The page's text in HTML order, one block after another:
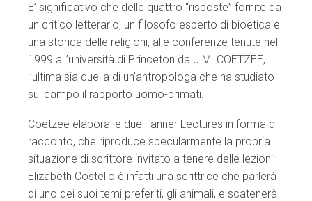
E’ significativo che delle quattro “risposte” fornite da
un critico letterario, un filosofo esperto di bioetica e
una storica delle religioni, alle conferenze tenute nel
1999 all’università di Princeton da J.M. COETZEE,
l’ultima sia quella di un’antropologa che ha studiato
sul campo il rapporto uomo-primati.
Coetzee elabora le due Tanner Lectures in forma di
racconto, che riproduce specularmente la propria
situazione di scrittore invitato a tenere delle lezioni:
Elizabeth Costello è infatti una scrittrice che parlerà
di uno dei suoi temi preferiti, gli animali, e scatenerà